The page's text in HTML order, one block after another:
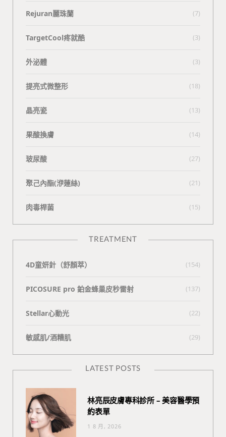
Rejuran麗珠蘭 (7)
TargetCool疼就酷 (3)
外泌體 (3)
提亮式微整形 (18)
晶亮瓷 (13)
果酸換膚 (14)
玻尿酸 (27)
聚己內酯(洢蓮絲) (21)
肉毒桿菌 (15)
TREATMENT
4D童妍針（舒顏萃） (154)
PICOSURE pro 鉑金蜂巢皮秒雷射 (137)
Stellar心動光 (22)
敏感肌/酒糟肌 (29)
LATEST POSTS
林亮辰皮膚專科診所 – 美容醫學預
約表單
1 8 月, 2026